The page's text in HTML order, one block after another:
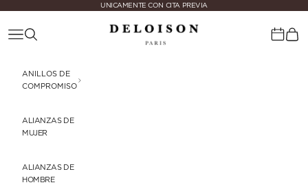
UNICAMENTE CON CITA PREVIA
Deloison Paris
MenúBuscar
ANILLOS DE
COMPROMISO
ALIANZAS DE
MUJER
ALIANZAS DE
HOMBRE